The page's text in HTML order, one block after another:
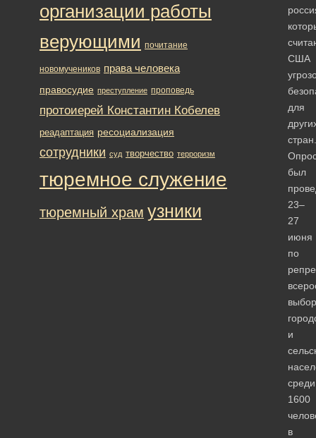
США
для
стран.
был
23–
27
июня
по
и
среди
1600
в
организации работы
верующими почитание
новомучеников права человека
правосудие преступление проповедь
протоиерей Константин Кобелев
реадаптация ресоциализация
сотрудники суд творчество терроризм
тюремное служение
тюремный храм узники